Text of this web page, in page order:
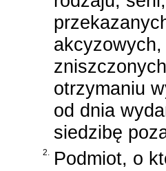
otrzymaniu
od dnia
siedzibę
2. Podmiot, o